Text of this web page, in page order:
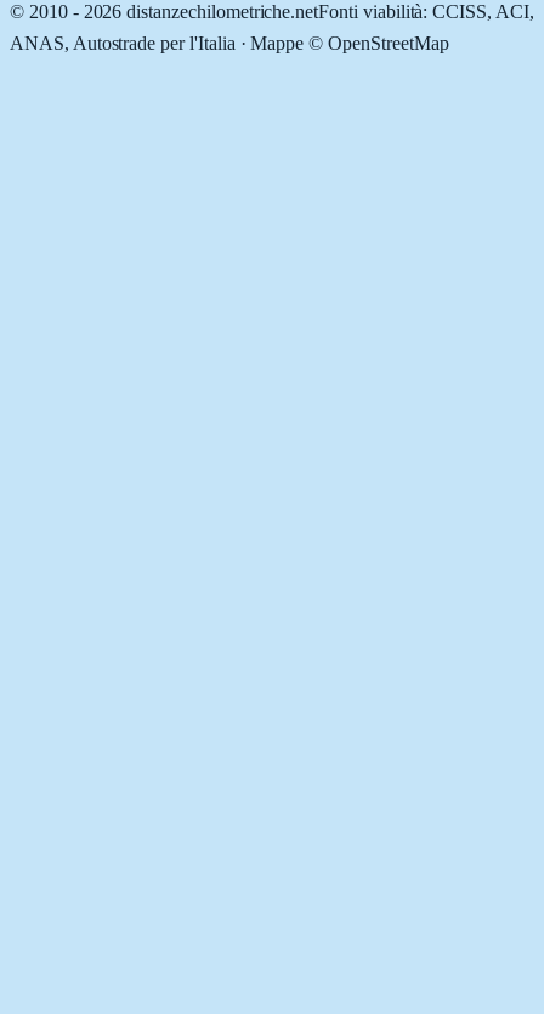
© 2010 - 2026 distanzechilometriche.netFonti viabilità: CCISS, ACI,
ANAS, Autostrade per l'Italia · Mappe © OpenStreetMap